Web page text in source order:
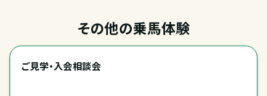
その他の乗馬体験
ご見学・入会相談会